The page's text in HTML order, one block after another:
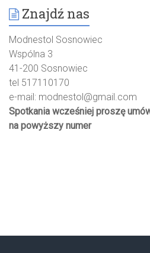
Znajdź nas
Modnestol Sosnowiec
Wspólna 3
41-200 Sosnowiec
tel 517110170
e-mail: modnestol@gmail.com
Spotkania wcześniej proszę
na powyższy numer